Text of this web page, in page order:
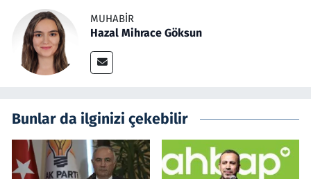
MUHABIR
Hazal Mihrace Göksun
Bunlar da ilginizi çekebilir